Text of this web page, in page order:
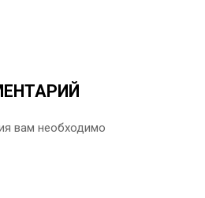
вам необходимо